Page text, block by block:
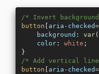
/* Invert
button
aria-checked=
    background
: var(
    color
: white ;
}
/* Add vertical
button
aria-checked=